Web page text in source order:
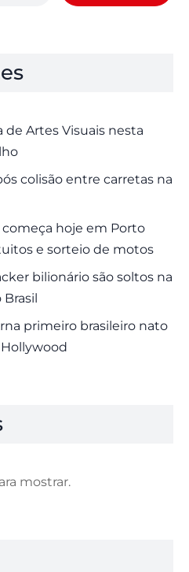
de Artes Visuais nesta
colisão entre carretas na
começa hoje em Porto
e sorteio de motos
bilionário são soltos na
Brasil
primeiro brasileiro nato
mostrar.